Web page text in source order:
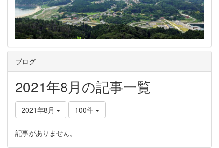
ブログ
2021年8月の記事一覧
2021年8月 100件
記事がありません。